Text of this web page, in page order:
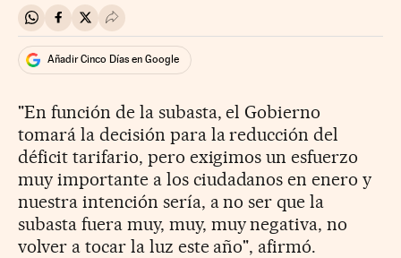
Compartir en Whatsapp
Compartir en Facebook
Compartir en Twitter
Desplegar Redes Sociales
Añadir Cinco Días en Google
"En función de la subasta, el Gobierno
tomará la decisión para la reducción del
déficit tarifario, pero exigimos un esfuerzo
muy importante a los ciudadanos en enero y
nuestra intención sería, a no ser que la
subasta fuera muy, muy, muy negativa, no
volver a tocar la luz este año", afirmó.